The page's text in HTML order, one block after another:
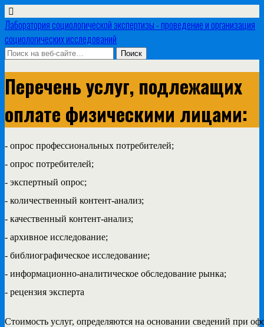
Лаборатория социологической экспертизы - проведение и организация
социологических исследований
Перечень услуг, подлежащих
оплате физическими лицами:
- опрос профессиональных потребителей;
- опрос потребителей;
- экспертный опрос;
- количественный контент-анализ;
- качественный контент-анализ;
- архивное исследование;
- библиографическое исследование;
- информационно-аналитическое обследование рынка;
- рецензия эксперта
Стоимость услуг, определяются на основании сведений при